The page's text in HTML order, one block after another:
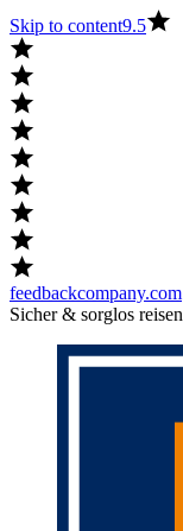
Skip to content9.5
feedbackcompany.com
Sicher & sorglos reisen